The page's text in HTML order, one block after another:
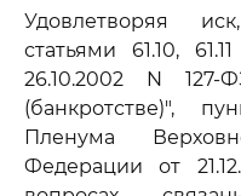
Удовлетворяя
статьями 61.10,
26.10.2002 N 127-
(банкротстве)",
Пленума
Федерации от